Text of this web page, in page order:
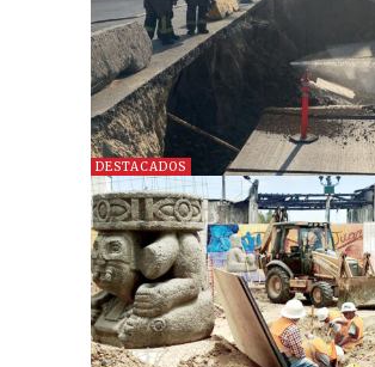
DESTACADOS